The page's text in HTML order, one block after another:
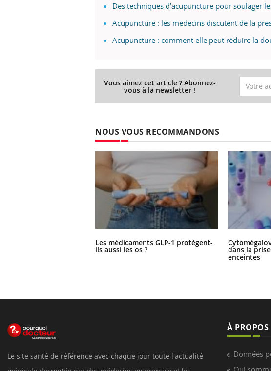
Des techniques d’acupuncture pour soulager
Acupuncture : les médecins discutent de la
Acupuncture : comment elle peut réduire la
Vous aimez cet article ? Abonnez-
vous à la newsletter !
NOUS VOUS RECOMMANDONS
Les médicaments GLP-1 protègent-
ils aussi les os ? dans la
enceintes
Le site santé de référence avec chaque jour toute l'actualité
À PROPOS
Données
Qui